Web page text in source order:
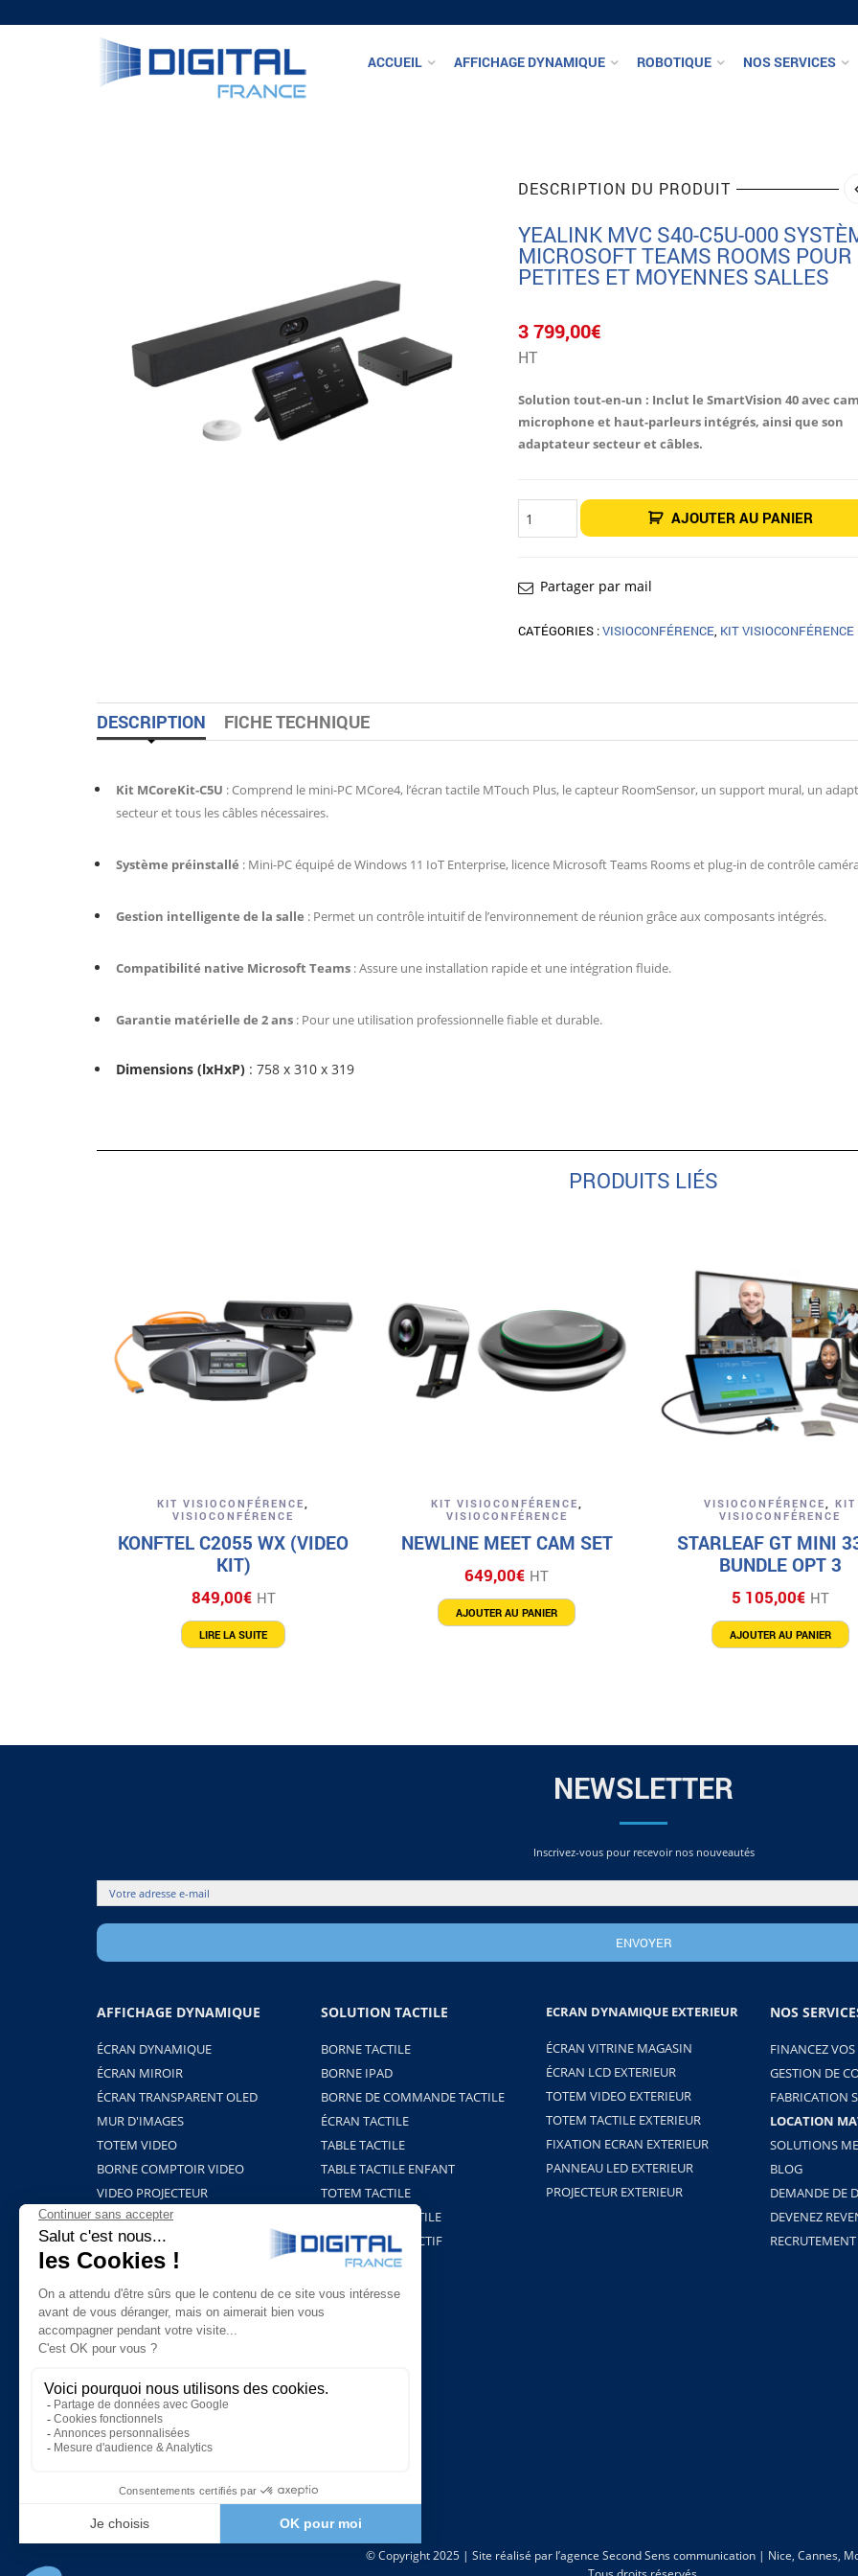
ACCUEIL AFFICHAGE DYNAMIQUE ROBOTIQUE NOS SERVICES
DESCRIPTION DU PRODUIT
YEALINK MVC S40-C5U-000
MICROSOFT TEAMS ROOMS POUR
PETITES ET MOYENNES SALLES
3 799,00€
HT
Solution tout-en-un : Inclut le SmartVision 40 avec
microphone et haut-parleurs intégrés, ainsi que son
adaptateur secteur et câbles.
quantité
de
000
Système
Teams
Rooms
salles
AJOUTER AU PANIER
Partager par mail
CATÉGORIES :VISIOCONFÉRENCE, KIT VISIOCONFÉRENCE
DESCRIPTION FICHE TECHNIQUE
Kit MCoreKit-C5U : Comprend le mini-PC MCore4, l’écran tactile MTouch Plus, le capteur RoomSensor, un support mural, un
secteur et tous les câbles nécessaires.
Système préinstallé : Mini-PC équipé de Windows 11 IoT Enterprise, licence Microsoft Teams Rooms et plug-in de contrôle
Gestion intelligente de la salle : Permet un contrôle intuitif de l’environnement de réunion grâce aux composants intégrés.
Compatibilité native Microsoft Teams : Assure une installation rapide et une intégration fluide.
Garantie matérielle de 2 ans : Pour une utilisation professionnelle fiable et durable.
Dimensions (lxHxP) : 758 x 310 x 319
PRODUITS LIÉS
Aperçu
KIT VISIOCONFÉRENCE,
VISIOCONFÉRENCE
KONFTEL C2055 WX (VIDEO
KIT)
849,00€ HT
LIRE LA SUITE
Aperçu
KIT VISIOCONFÉRENCE,
VISIOCONFÉRENCE
NEWLINE MEET CAM SET
649,00€ HT
AJOUTER AU PANIER
Aperçu
VISIOCONFÉRENCE,KIT
VISIOCONFÉRENCE
STARLEAF GT MINI
BUNDLE OPT 3
5 105,00€ HT
AJOUTER AU PANIER
NEWSLETTER
Inscrivez-vous pour recevoir nos nouveautés
AFFICHAGE DYNAMIQUE
ÉCRAN DYNAMIQUE
ÉCRAN MIROIR
ÉCRAN TRANSPARENT OLED
MUR D'IMAGES
TOTEM VIDEO
BORNE COMPTOIR VIDEO
VIDEO PROJECTEUR
BORNE HOLOGRAMME
SUPPORTS ET FIXATIONS
PLAYERS & LOGICIELS
SOLUTION TACTILE
BORNE TACTILE
BORNE IPAD
BORNE DE COMMANDE TACTILE
ÉCRAN TACTILE
TABLE TACTILE
TABLE TACTILE ENFANT
TOTEM TACTILE
PROJECTION TACTILE
TABLEAU INTERACTIF
BORNE COVID-19
ECRAN DYNAMIQUE EXTERIEUR
ÉCRAN VITRINE MAGASIN
ÉCRAN LCD EXTERIEUR
TOTEM VIDEO EXTERIEUR
TOTEM TACTILE EXTERIEUR
FIXATION ECRAN EXTERIEUR
PANNEAU LED EXTERIEUR
PROJECTEUR EXTERIEUR
NOS
FINANCEZ
GESTION DE
FABRICATION
LOCATION
SOLUTIONS
BLOG
DEMANDE DE
DEVENEZ
RECRUTEMENT
© Copyright 2025 | Site réalisé par l’agence Second Sens communication | Nice, Cannes,